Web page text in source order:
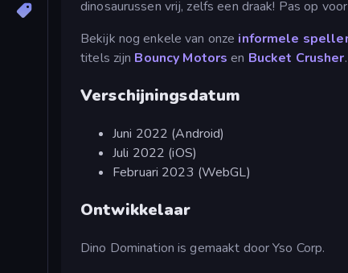
dinosaurussen vrij, zelfs een draak! Pas op
Bekijk nog enkele van onze informele
titels zijn Bouncy Motors en Bucket Crusher.
Verschijningsdatum
Juni 2022 (Android)
Juli 2022 (iOS)
Februari 2023 (WebGL)
Ontwikkelaar
Dino Domination is gemaakt door Yso Corp.